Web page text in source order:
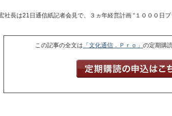
社長は21日通信紙記者会見で、３ヵ年経営計画 “１０００日
この記事の全文は 「文化通信．Ｐｒｏ」 の定期購